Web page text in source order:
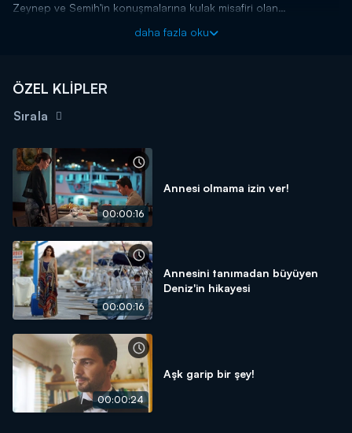
Zeynep ve Semih'in konuşmalarına kulak misafiri olan
daha fazla oku
ÖZEL KLİPLER
Sırala
00:00:16
Annesi olmama izin ver!
00:00:16
Annesini tanımadan büyüyen
Deniz'in hikayesi
00:00:24
Aşk garip bir şey!